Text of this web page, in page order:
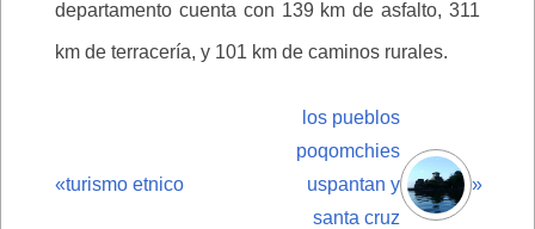
departamento cuenta con 139 km de asfalto, 311
km de terracería, y 101 km de caminos rurales.
«turismo etnico
los pueblos
poqomchies
uspantan y
santa cruz
»